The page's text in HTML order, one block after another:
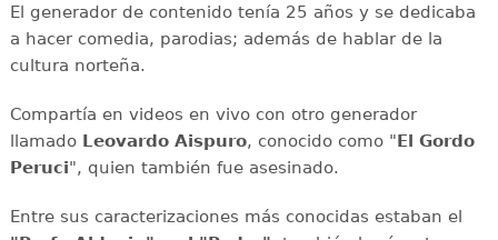
El generador de contenido tenía 25 años y se dedicaba
a hacer comedia, parodias; además de hablar de la
cultura norteña.
Compartía en videos en vivo con otro generador
llamadoLeovardo Aispuro, conocido como "El Gordo
Peruci", quien también fue asesinado.
Entre sus caracterizaciones más conocidas estaban el